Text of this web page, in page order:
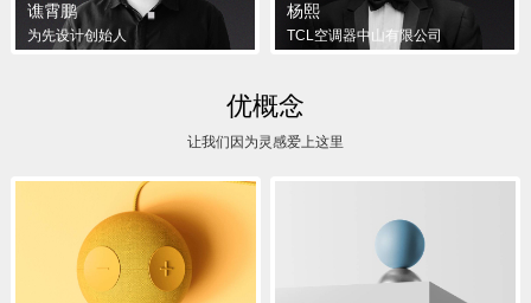
谯霄鹏
为先设计创始人
杨熙
TCL空调器中山有限公司
优概念
让我们因为灵感爱上这里